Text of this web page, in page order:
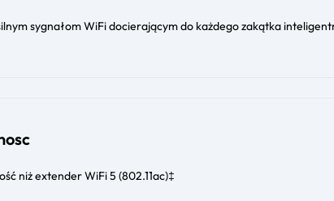
sygnałom WiFi docierającym do każdego zakątka
niż extender WiFi 5 (802.11ac)‡